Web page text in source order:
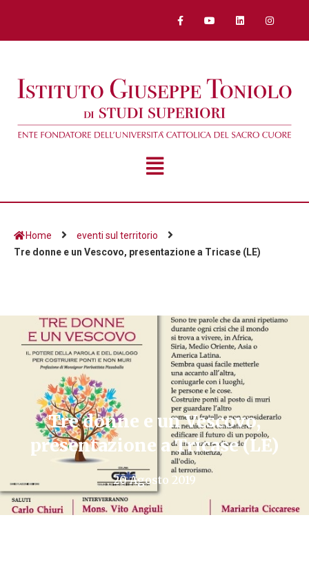
Home
eventi sul territorio
Tre donne e un Vescovo, presentazione a Tricase (LE)
Tre donne e un Vescovo,
presentazione a Tricase (LE)
20 Agosto 2019